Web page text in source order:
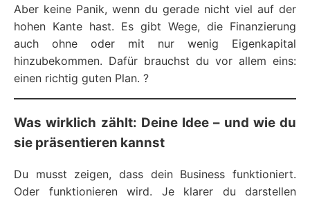
Aber keine Panik, wenn du gerade nicht viel auf der
hohen Kante hast. Es gibt Wege, die Finanzierung
auch ohne oder mit nur wenig Eigenkapital
hinzubekommen. Dafür brauchst du vor allem eins:
einen richtig guten Plan. ?
Was wirklich zählt: Deine Idee – und wie du
sie präsentieren kannst
Du musst zeigen, dass dein Business funktioniert.
Oder funktionieren wird. Je klarer du darstellen